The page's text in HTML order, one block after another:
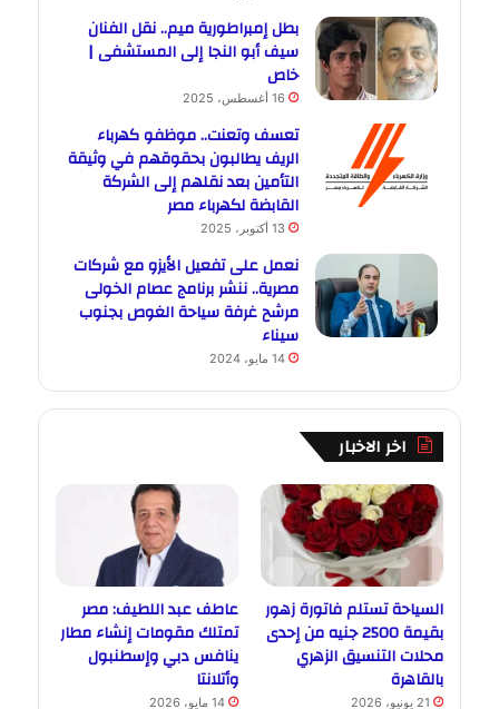
بطل إمبراطورية ميم.. نقل الفنان
سيف أبو النجا إلى المستشفى |
خاص
16 أغسطس، 2025
تعسف وتعنت.. موظفو كهرباء
الريف يطالبون بحقوقهم في وثيقة
التأمين بعد نقلهم إلى الشركة
القابضة لكهرباء مصر
13 أكتوبر، 2025
نعمل على تفعيل الأيزو مع شركات
مصرية.. ننشر برنامج عصام الخولى
مرشح غرفة سياحة الغوص بجنوب
سيناء
14 مايو، 2024
اخر الاخبار
السياحة تستلم فاتورة زهور
بقيمة 2500 جنيه من إحدى
محلات التنسيق الزهري
بالقاهرة
21 يونيو، 2026
عاطف عبد اللطيف: مصر
تمتلك مقومات إنشاء مطار
ينافس دبي وإسطنبول
وأتلانتا
14 مايو، 2026